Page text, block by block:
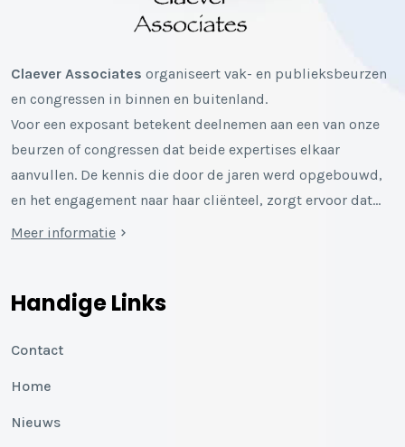
Claever Associates organiseert vak- en publieksbeurzen
en congressen in binnen en buitenland.
Voor een exposant betekent deelnemen aan een van onze
beurzen of congressen dat beide expertises elkaar
aanvullen. De kennis die door de jaren werd opgebouwd,
en het engagement naar haar cliënteel, zorgt ervoor dat…
Meer informatie
Handige Links
Contact
Home
Nieuws